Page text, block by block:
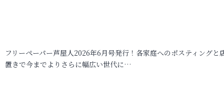
フリーペーパー芦屋人2026年6月号発行！各家庭へのポスティングと
置きで今までよりさらに幅広い世代に…